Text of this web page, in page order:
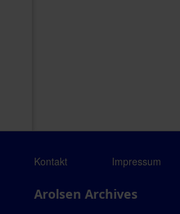
Kontakt Impressum
Arolsen Archives